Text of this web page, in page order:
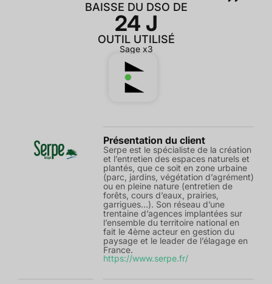
BAISSE DU DSO DE
24 J
OUTIL UTILISÉ
Sage x3
Présentation du client
Serpe est le spécialiste de la création
et l’entretien des espaces naturels et
plantés, que ce soit en zone urbaine
(parc, jardins, végétation d’agrément)
ou en pleine nature (entretien de
forêts, cours d’eaux, prairies,
garrigues…). Son réseau d’une
trentaine d’agences implantées sur
l’ensemble du territoire national en
fait le 4ème acteur en gestion du
paysage et le leader de l’élagage en
France.
https://www.serpe.fr/